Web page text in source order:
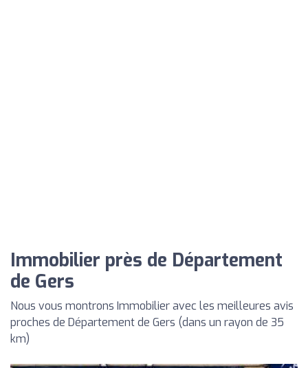
Immobilier près de Département
de Gers
Nous vous montrons Immobilier avec les meilleures avis
proches de Département de Gers (dans un rayon de 35
km)